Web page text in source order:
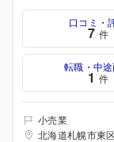
口コミ・
7 件
転職・中
1 件
小売業
北海道札幌市東